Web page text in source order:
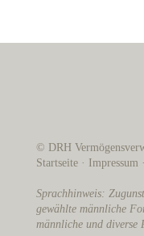
© DRH
Startseite· Impressum ·
Sprachhinweis:
gewählte männliche
männliche und diverse